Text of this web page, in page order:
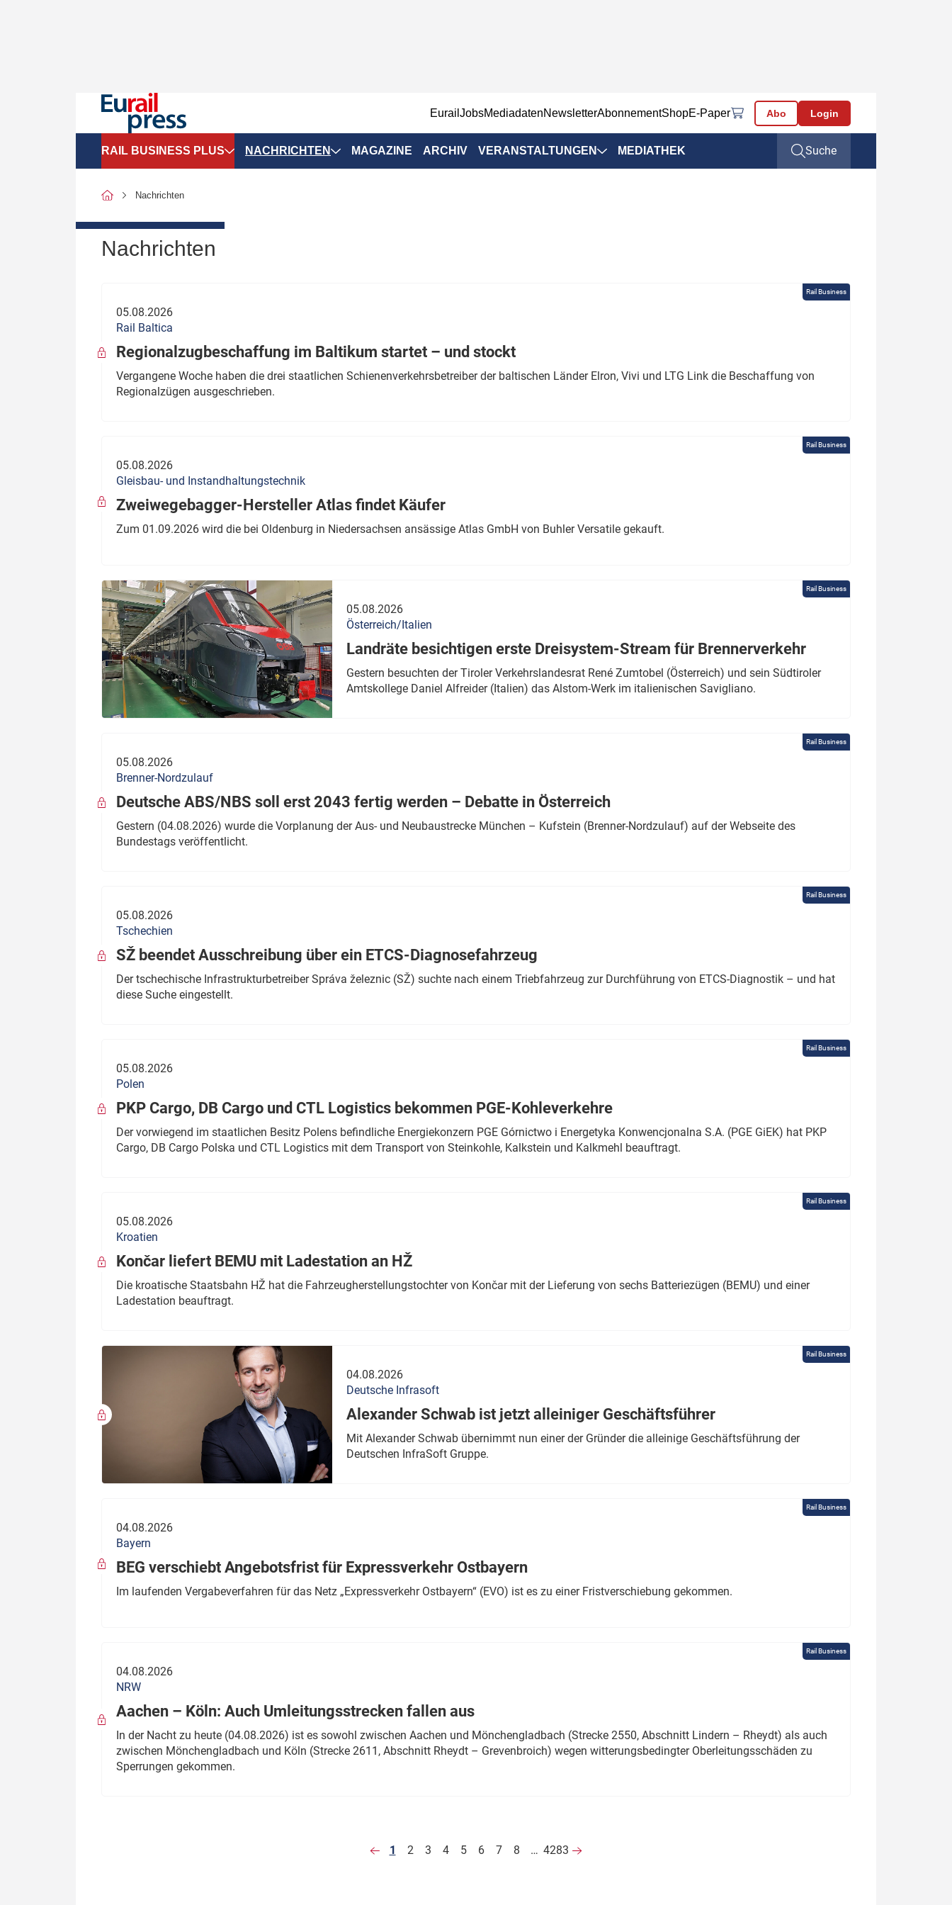
EurailJobsMediadatenNewsletterAbonnementShopE-Paper Abo Login
RAIL BUSINESS PLUS
SPNV-Marktdaten
Politik
Verbände: Wer spricht für
wen?
Thema des Monats
Dossier: Generalsanierung
Dossier: ETCS
NACHRICHTEN
Infrastruktur & Ausrüstung
ÖPNV
MAGAZINE ARCHIV VERANSTALTUNGEN MEDIATHEK Suche
Nachrichten
Nachrichten
Rail Business
05.08.2026
Rail Baltica
Regionalzugbeschaffung im Baltikum startet – und stockt
Vergangene Woche haben die drei staatlichen Schienenverkehrsbetreiber der baltischen Länder Elron, Vivi und LTG Link die Beschaffung von
Regionalzügen ausgeschrieben.
Rail Business
05.08.2026
Gleisbau- und Instandhaltungstechnik
Zweiwegebagger-Hersteller Atlas findet Käufer
Zum 01.09.2026 wird die bei Oldenburg in Niedersachsen ansässige Atlas GmbH von Buhler Versatile gekauft.
Rail Business
05.08.2026
Österreich/Italien
Landräte besichtigen erste Dreisystem-Stream für Brennerverkehr
Gestern besuchten der Tiroler Verkehrslandesrat René Zumtobel (Österreich) und sein Südtiroler
Amtskollege Daniel Alfreider (Italien) das Alstom-Werk im italienischen Savigliano.
Rail Business
05.08.2026
Brenner-Nordzulauf
Deutsche ABS/NBS soll erst 2043 fertig werden – Debatte in Österreich
Gestern (04.08.2026) wurde die Vorplanung der Aus- und Neubaustrecke München – Kufstein (Brenner-Nordzulauf) auf der Webseite des
Bundestags veröffentlicht.
Rail Business
05.08.2026
Tschechien
SŽ beendet Ausschreibung über ein ETCS-Diagnosefahrzeug
Der tschechische Infrastrukturbetreiber Správa železnic (SŽ) suchte nach einem Triebfahrzeug zur Durchführung von ETCS-Diagnostik – und hat
diese Suche eingestellt.
Rail Business
05.08.2026
Polen
PKP Cargo, DB Cargo und CTL Logistics bekommen PGE-Kohleverkehre
Der vorwiegend im staatlichen Besitz Polens befindliche Energiekonzern PGE Górnictwo i Energetyka Konwencjonalna S.A. (PGE GiEK) hat PKP
Cargo, DB Cargo Polska und CTL Logistics mit dem Transport von Steinkohle, Kalkstein und Kalkmehl beauftragt.
Rail Business
05.08.2026
Kroatien
Končar liefert BEMU mit Ladestation an HŽ
Die kroatische Staatsbahn HŽ hat die Fahrzeugherstellungstochter von Končar mit der Lieferung von sechs Batteriezügen (BEMU) und einer
Ladestation beauftragt.
Rail Business
04.08.2026
Deutsche Infrasoft
Alexander Schwab ist jetzt alleiniger Geschäftsführer
Mit Alexander Schwab übernimmt nun einer der Gründer die alleinige Geschäftsführung der
Deutschen InfraSoft Gruppe.
Rail Business
04.08.2026
Bayern
BEG verschiebt Angebotsfrist für Expressverkehr Ostbayern
Im laufenden Vergabeverfahren für das Netz „Expressverkehr Ostbayern“ (EVO) ist es zu einer Fristverschiebung gekommen.
Rail Business
04.08.2026
NRW
Aachen – Köln: Auch Umleitungsstrecken fallen aus
In der Nacht zu heute (04.08.2026) ist es sowohl zwischen Aachen und Mönchengladbach (Strecke 2550, Abschnitt Lindern – Rheydt) als auch
zwischen Mönchengladbach und Köln (Strecke 2611, Abschnitt Rheydt – Grevenbroich) wegen witterungsbedingter Oberleitungsschäden zu
Sperrungen gekommen.
1 2 3 4 5 6 7 8 … 4283